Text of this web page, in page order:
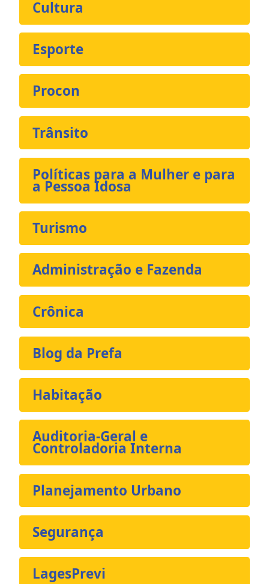
Cultura
Esporte
Procon
Trânsito
Políticas para a Mulher e para
a Pessoa Idosa
Turismo
Administração e Fazenda
Crônica
Blog da Prefa
Habitação
Auditoria-Geral e
Controladoria Interna
Planejamento Urbano
Segurança
LagesPrevi